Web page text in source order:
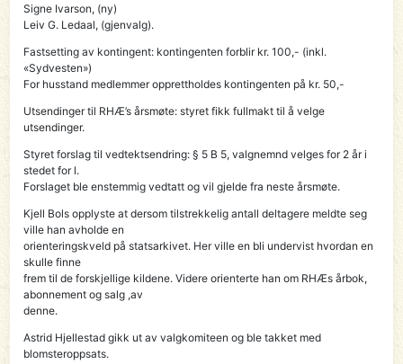
Signe Ivarson, (ny)
Leiv G. Ledaal, (gjenvalg).
Fastsetting av kontingent: kontingenten forblir kr. 100,- (inkl.
«Sydvesten»)
For husstand medlemmer opprettholdes kontingenten på kr. 50,-
Utsendinger til RHÆ’s årsmøte: styret fikk fullmakt til å velge
utsendinger.
Styret forslag til vedtektsendring: § 5 B 5, valgnemnd velges for 2 år i
stedet for l.
Forslaget ble enstemmig vedtatt og vil gjelde fra neste årsmøte.
Kjell Bols opplyste at dersom tilstrekkelig antall deltagere meldte seg
ville han avholde en
orienteringskveld på statsarkivet. Her ville en bli undervist hvordan en
skulle finne
frem til de forskjellige kildene. Videre orienterte han om RHÆs årbok,
abonnement og salg ,av
denne.
Astrid Hjellestad gikk ut av valgkomiteen og ble takket med
blomsteroppsats.